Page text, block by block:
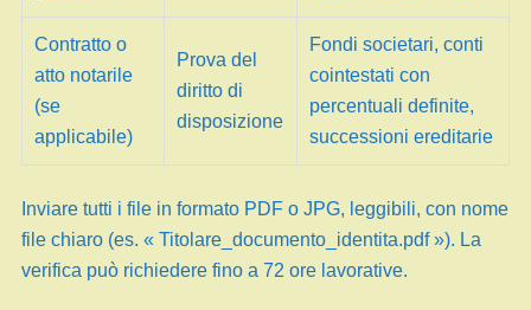
Contratto o
atto notarile
(se
applicabile)
Prova del
diritto di
disposizione
Fondi societari, conti
cointestati con
percentuali definite,
successioni ereditarie
Inviare tutti i file in formato PDF o JPG, leggibili, con nome
file chiaro (es. « Titolare_documento_identita.pdf »). La
verifica può richiedere fino a 72 ore lavorative.